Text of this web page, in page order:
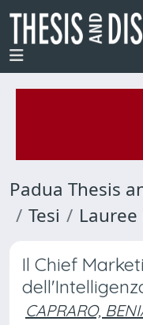
Padua Thesis
Tesi
Il Chief
CAPRARO,